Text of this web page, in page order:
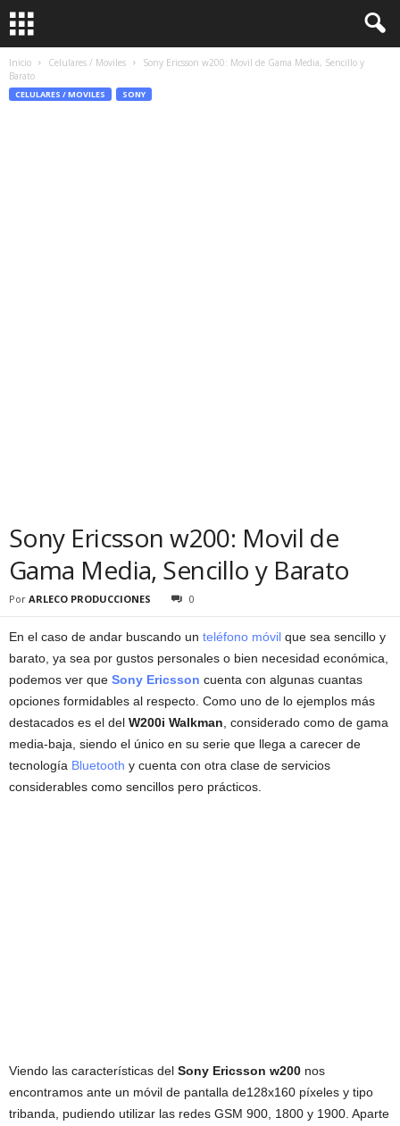
Inicio Celulares / Moviles
Sony Ericsson w200: Movil de Gama Media, Sencillo y
Barato
CELULARES / MOVILES SONY
Sony Ericsson w200: Movil de
Gama Media, Sencillo y Barato
Por ARLECO PRODUCCIONES 0
En el caso de andar buscando un teléfono móvil que sea sencillo y
barato, ya sea por gustos personales o bien necesidad económica,
podemos ver que Sony Ericsson cuenta con algunas cuantas
opciones formidables al respecto. Como uno de lo ejemplos más
destacados es el del W200i Walkman , considerado como de gama
media-baja, siendo el único en su serie que llega a carecer de
tecnología Bluetooth y cuenta con otra clase de servicios
considerables como sencillos pero prácticos.
Viendo las características del Sony Ericsson w200 nos
encontramos ante un móvil de pantalla de128x160 píxeles y tipo
tribanda, pudiendo utilizar las redes GSM 900, 1800 y 1900. Aparte